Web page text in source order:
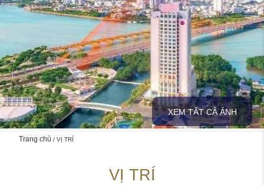
XEM TẤT CẢ ẢNH
Trang chủ VỊ TRÍ
VỊ TRÍ